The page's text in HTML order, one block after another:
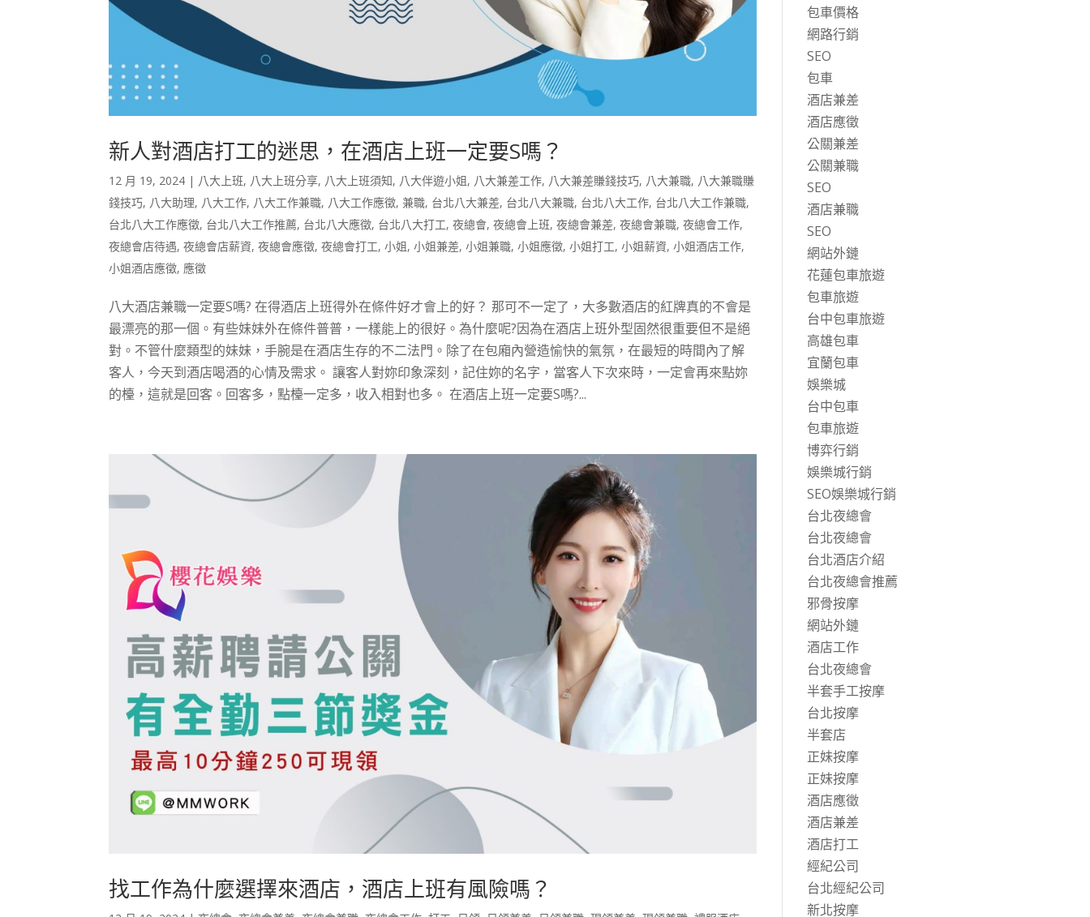
新人對酒店打工的迷思，在酒店上班一定要S嗎？
12 月 19, 2024 | 八大上班, 八大上班分享, 八大上班須知, 八大伴遊小姐, 八大兼差工作, 八大兼差賺錢技巧, 八大兼職, 八大兼職賺
錢技巧, 八大助理, 八大工作, 八大工作兼職, 八大工作應徵,兼職, 台北八大兼差, 台北八大兼職, 台北八大工作, 台北八大工作兼職,
台北八大工作應徵, 台北八大工作推薦, 台北八大應徵, 台北八大打工,夜總會,夜總會上班,夜總會兼差,夜總會兼職,夜總會工作,
夜總會店待遇,夜總會店薪資,夜總會應徵,夜總會打工,小姐,小姐兼差,小姐兼職,小姐應徵,小姐打工,小姐薪資,小姐酒店工作,
小姐酒店應徵, 應徵
八大酒店兼職一定要S嗎? 在得酒店上班得外在條件好才會上的好？ 那可不一定了，大多數酒店的紅牌真的不會是
最漂亮的那一個。有些妹妹外在條件普普，一樣能上的很好。為什麼呢?因為在酒店上班外型固然很重要但不是絕
對。不管什麼類型的妹妹，手腕是在酒店生存的不二法門。除了在包廂內營造愉快的氣氛，在最短的時間內了解
客人，今天到酒店喝酒的心情及需求。 讓客人對妳印象深刻，記住妳的名字，當客人下次來時，一定會再來點妳
的檯，這就是回客。回客多，點檯一定多，收入相對也多。 在酒店上班一定要S嗎?...
找工作為什麼選擇來酒店，酒店上班有風險嗎？
包車價格
網路行銷
SEO
包車
酒店兼差
酒店應徵
公關兼差
公關兼職
SEO
酒店兼職
SEO
網站外鏈
花蓮包車旅遊
包車旅遊
台中包車旅遊
高雄包車
宜蘭包車
娛樂城
台中包車
包車旅遊
博弈行銷
娛樂城行銷
SEO娛樂城行銷
台北夜總會
台北夜總會
台北酒店介紹
台北夜總會推薦
邪骨按摩
網站外鏈
酒店工作
台北夜總會
半套手工按摩
台北按摩
半套店
正妹按摩
正妹按摩
酒店應徵
酒店兼差
酒店打工
經紀公司
台北經紀公司
新北按摩